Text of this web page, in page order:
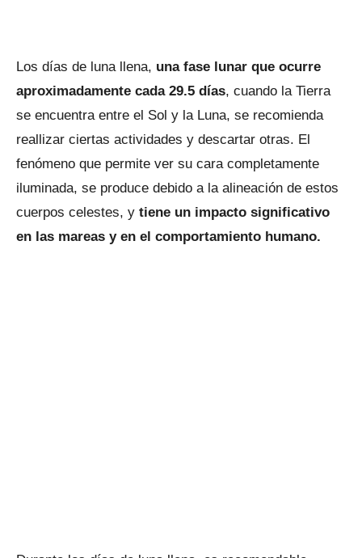
Los días de luna llena, una fase lunar que ocurre
aproximadamente cada 29.5 días, cuando la Tierra
se encuentra entre el Sol y la Luna, se recomienda
reallizar ciertas actividades y descartar otras. El
fenómeno que permite ver su cara completamente
iluminada, se produce debido a la alineación de estos
cuerpos celestes, y tiene un impacto significativo
en las mareas y en el comportamiento humano.